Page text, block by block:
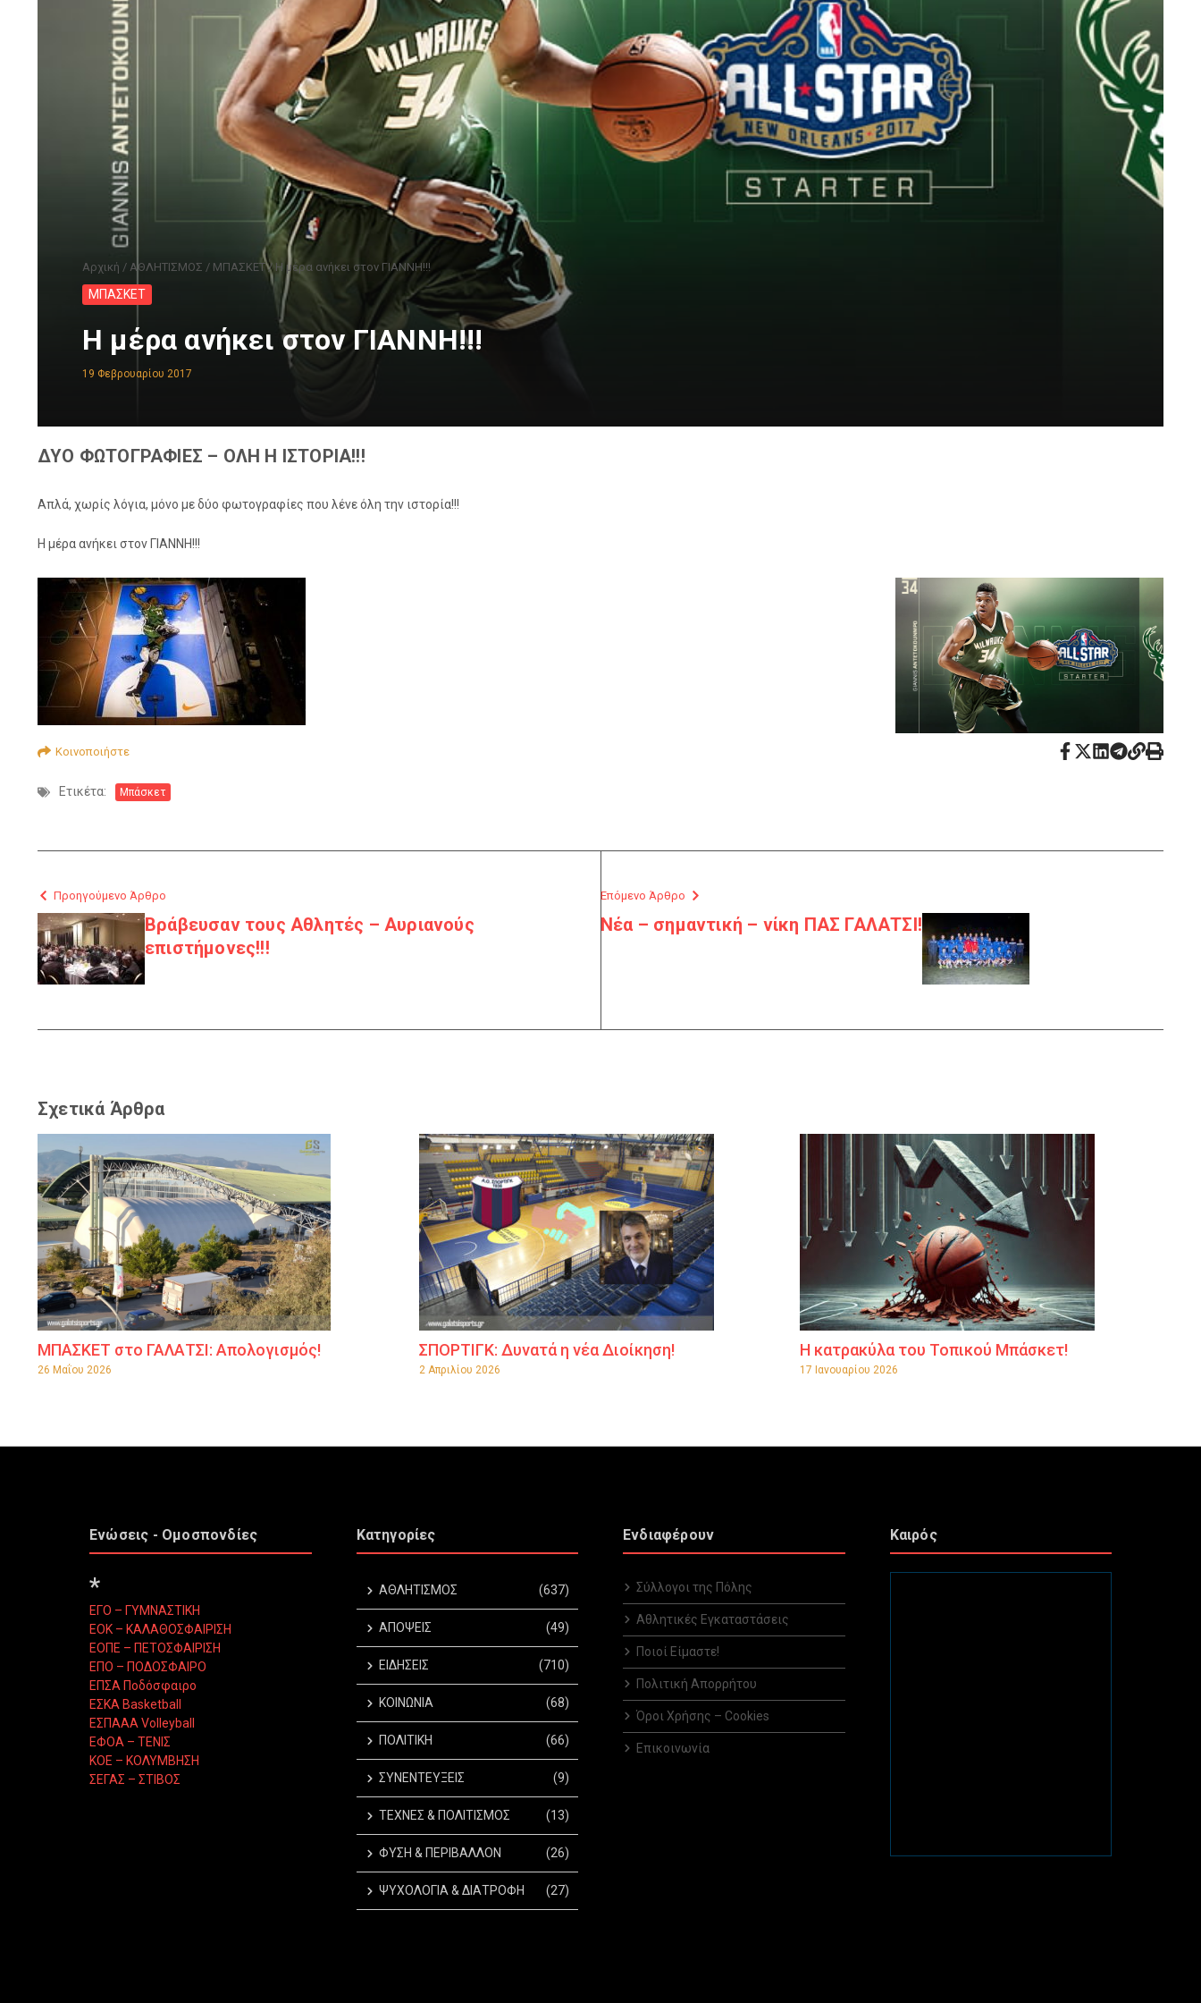
Αρχική / ΑΘΛΗΤΙΣΜΟΣ / ΜΠΑΣΚΕΤ/ Η μέρα ανήκει στον ΓΙΑΝΝΗ!!!
ΜΠΑΣΚΕΤ
Η μέρα ανήκει στον ΓΙΑΝΝΗ!!!
19 Φεβρουαρίου 2017
ΔΥΟ ΦΩΤΟΓΡΑΦΙΕΣ – ΟΛΗ Η ΙΣΤΟΡΙΑ!!!
Απλά, χωρίς λόγια, μόνο με δύο φωτογραφίες που λένε όλη την ιστορία!!!
Η μέρα ανήκει στον ΓΙΑΝΝΗ!!!
Κοινοποιήστε
Ετικέτα: Μπάσκετ
Προηγούμενο Άρθρο
Βράβευσαν τους Αθλητές – Αυριανούς
επιστήμονες!!!
Επόμενο Άρθρο
Νέα – σημαντική – νίκη ΠΑΣ ΓΑΛΑΤΣΙ!
Σχετικά Άρθρα
ΜΠΑΣΚΕΤ στο ΓΑΛΑΤΣΙ: Απολογισμός!
26 Μαΐου 2026
ΣΠΟΡΤΙΓΚ: Δυνατά η νέα Διοίκηση!
2 Απριλίου 2026
Η κατρακύλα του Τοπικού Μπάσκετ!
17 Ιανουαρίου 2026
Ενώσεις - Ομοσπονδίες
*
ΕΓΟ – ΓΥΜΝΑΣΤΙΚΗ
ΕΟΚ – ΚΑΛΑΘΟΣΦΑΙΡΙΣΗ
ΕΟΠΕ – ΠΕΤΟΣΦΑΙΡΙΣΗ
ΕΠΟ – ΠΟΔΟΣΦΑΙΡΟ
ΕΠΣΑ Ποδόσφαιρο
ΕΣΚΑ Basketball
ΕΣΠΑΑΑ Volleyball
ΕΦΟΑ – ΤΕΝΙΣ
ΚΟΕ – ΚΟΛΥΜΒΗΣΗ
ΣΕΓΑΣ – ΣΤΙΒΟΣ
Κατηγορίες
ΑΘΛΗΤΙΣΜΟΣ (637)
ΑΠΟΨΕΙΣ (49)
ΕΙΔΗΣΕΙΣ (710)
ΚΟΙΝΩΝΙΑ (68)
ΠΟΛΙΤΙΚΗ (66)
ΣΥΝΕΝΤΕΥΞΕΙΣ (9)
ΤΕΧΝΕΣ & ΠΟΛΙΤΙΣΜΟΣ (13)
ΦΥΣΗ & ΠΕΡΙΒΑΛΛΟΝ (26)
ΨΥΧΟΛΟΓΙΑ & ΔΙΑΤΡΟΦΗ (27)
Ενδιαφέρουν
Σύλλογοι της Πόλης
Αθλητικές Εγκαταστάσεις
Ποιοί Είμαστε!
Πολιτική Απορρήτου
Όροι Χρήσης – Cookies
Επικοινωνία
Καιρός